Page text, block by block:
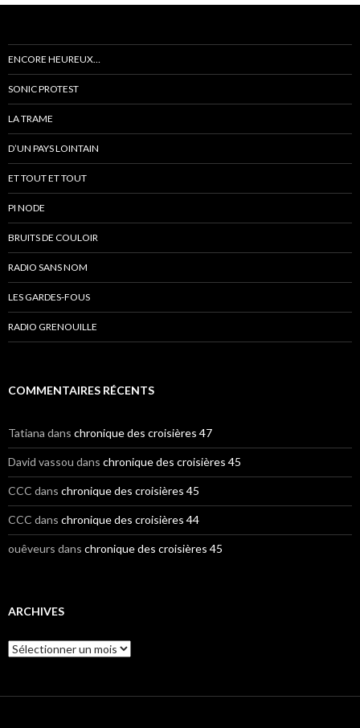
ENCORE HEUREUX…
SONIC PROTEST
LA TRAME
D’UN PAYS LOINTAIN
ET TOUT ET TOUT
PI NODE
BRUITS DE COULOIR
RADIO SANS NOM
LES GARDES-FOUS
RADIO GRENOUILLE
COMMENTAIRES RÉCENTS
Tatiana dans chronique des croisières 47
David vassou dans chronique des croisières 45
CCC dans chronique des croisières 45
CCC dans chronique des croisières 44
ouêveurs dans chronique des croisières 45
ARCHIVES
A
r